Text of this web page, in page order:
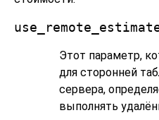
Этот параметр,
для сторонней
сервера,
выполнять